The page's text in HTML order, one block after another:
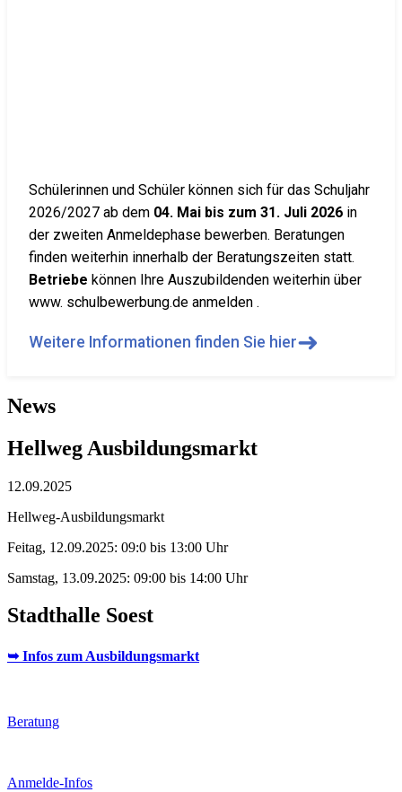
Schülerinnen und Schüler können sich für das Schuljahr
2026/2027 ab dem 04. Mai bis zum 31. Juli 2026 in
der zweiten Anmeldephase bewerben. Beratungen
finden weiterhin innerhalb der Beratungszeiten statt.
Betriebe können Ihre Auszubildenden weiterhin über
www. schulbewerbung.de anmelden .
Weitere Informationen finden Sie hier➜
News
Hellweg Ausbildungsmarkt
12.09.2025
Hellweg-Ausbildungsmarkt
Feitag, 12.09.2025: 09:0 bis 13:00 Uhr
Samstag, 13.09.2025: 09:00 bis 14:00 Uhr
Stadthalle Soest
➥ Infos zum Ausbildungsmarkt
Beratung
Anmelde-Infos